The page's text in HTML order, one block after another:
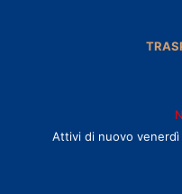
Attivi di nuovo